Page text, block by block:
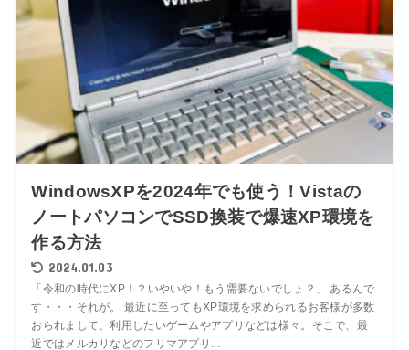
WindowsXPを2024年でも使う！Vistaの
ノートパソコンでSSD換装で爆速XP環境を
作る方法
2024.01.03
「令和の時代にXP！？いやいや！もう需要ないでしょ？」 あるんで
す・・・それが。 最近に至ってもXP環境を求められるお客様が多数
おられまして、利用したいゲームやアプリなどは様々。そこで、最
近ではメルカリなどのフリマアプリ...